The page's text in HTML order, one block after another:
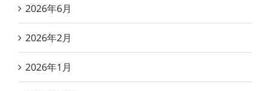
2026年6月
2026年2月
2026年1月